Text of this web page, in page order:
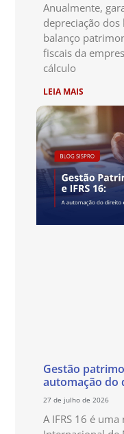
Anualmente,
depreciação
balanço
fiscais da
cálculo
LEIA MAIS
Gestão
automação do
27 de julho de 2026
A IFRS 16 é